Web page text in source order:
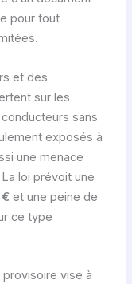
pour tout
et des
sur les
sans
exposés à
une menace
loi prévoit une
et une peine de
ce type
provisoire vise à